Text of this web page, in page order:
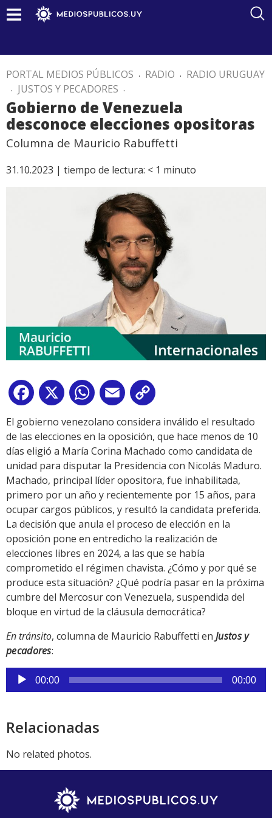
PORTAL MEDIOS PÚBLICOS . RADIO . RADIO URUGUAY
. JUSTOS Y PECADORES .
Gobierno de Venezuela
desconoce elecciones opositoras
Columna de Mauricio Rabuffetti
31.10.2023 | tiempo de lectura: < 1 minuto
Facebook
X WhatsApp
Email
Link
El gobierno venezolano considera inválido el resultado
de las elecciones en la oposición, que hace menos de 10
días eligió a María Corina Machado como candidata de
unidad para disputar la Presidencia con Nicolás Maduro.
Machado, principal líder opositora, fue inhabilitada,
primero por un año y recientemente por 15 años, para
ocupar cargos públicos, y resultó la candidata preferida.
La decisión que anula el proceso de elección en la
oposición pone en entredicho la realización de
elecciones libres en 2024, a las que se había
comprometido el régimen chavista. ¿Cómo y por qué se
produce esta situación? ¿Qué podría pasar en la próxima
cumbre del Mercosur con Venezuela, suspendida del
bloque en virtud de la cláusula democrática?
En tránsito, columna de Mauricio Rabuffetti en Justos y
pecadores:
Reproductor
de
00:00 00:00
Relacionadas
No related photos.